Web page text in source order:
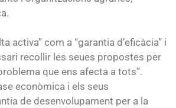
activa” com a “garantia d’eficàcia” i
recollir les seues propostes per
que ens afecta a tots”.
econòmica i els seus
de desenvolupament per a la